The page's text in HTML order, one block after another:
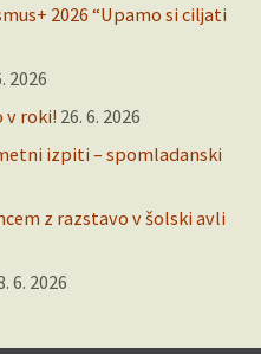
2026 “Upamo si ciljati
2026
v roki! 26. 6. 2026
izpiti – spomladanski
z razstavo v šolski avli
6. 2026